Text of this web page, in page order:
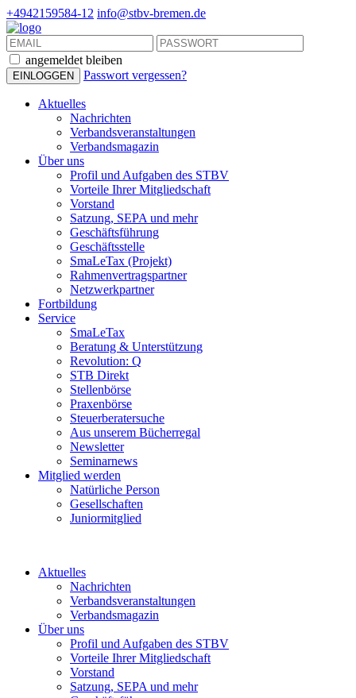
+4942159584-12 info@stbv-bremen.de
angemeldet bleiben
Passwort vergessen?
Aktuelles
Nachrichten
Verbandsveranstaltungen
Verbandsmagazin
Über uns
Profil und Aufgaben des STBV
Vorteile Ihrer Mitgliedschaft
Vorstand
Satzung, SEPA und mehr
Geschäftsführung
Geschäftsstelle
SmaLeTax (Projekt)
Rahmenvertragspartner
Netzwerkpartner
Fortbildung
Service
SmaLeTax
Beratung & Unterstützung
Revolution: Q
STB Direkt
Stellenbörse
Praxenbörse
Steuerberatersuche
Aus unserem Bücherregal
Newsletter
Seminarnews
Mitglied werden
Natürliche Person
Gesellschaften
Juniormitglied
Aktuelles
Nachrichten
Verbandsveranstaltungen
Verbandsmagazin
Über uns
Profil und Aufgaben des STBV
Vorteile Ihrer Mitgliedschaft
Vorstand
Satzung, SEPA und mehr